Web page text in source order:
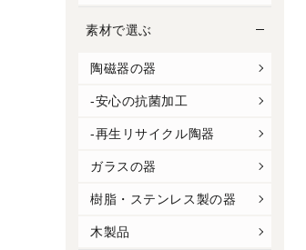
素材で選ぶ
陶磁器の器
-安心の抗菌加工
-再生リサイクル陶器
ガラスの器
樹脂・ステンレス製の器
木製品